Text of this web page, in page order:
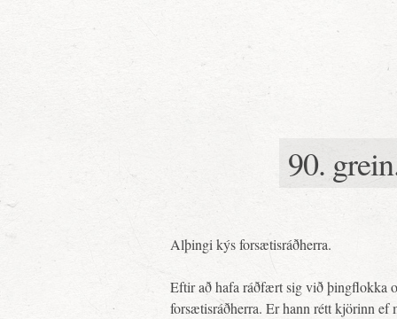
90.
Alþingi kýs forsætisráðherra.
Eftir að hafa ráðfært sig við þingflokka
forsætisráðherra. Er hann rétt kjörinn